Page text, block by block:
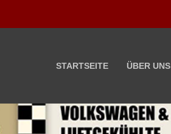
STARTSEITE ÜBER UNS